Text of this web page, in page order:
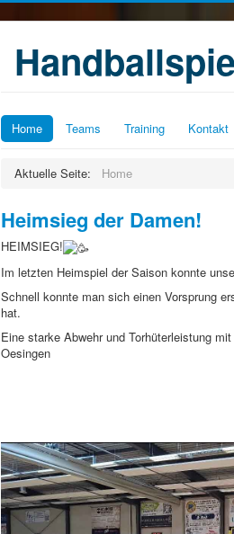
Home Teams Training Kontakt
Aktuelle Seite: Home
Heimsieg der Damen!
HEIMSIEG!
Im letzten Heimspiel der Saison konnte
Schnell konnte man sich einen Vorsprung
hat.
Eine starke Abwehr und Torhüterleistung
Oesingen